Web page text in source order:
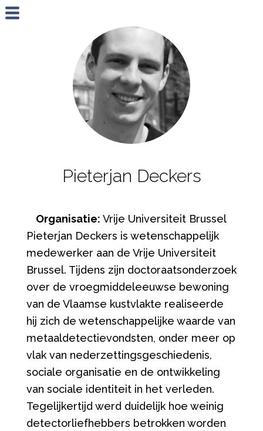
Pieterjan Deckers
Organisatie:Vrije Universiteit Brussel
Pieterjan Deckers is wetenschappelijk
medewerker aan de Vrije Universiteit
Brussel. Tijdens zijn doctoraatsonderzoek
over de vroegmiddeleeuwse bewoning
van de Vlaamse kustvlakte realiseerde
hij zich de wetenschappelijke waarde van
metaaldetectievondsten, onder meer op
vlak van nederzettingsgeschiedenis,
sociale organisatie en de ontwikkeling
van sociale identiteit in het verleden.
Tegelijkertijd werd duidelijk hoe weinig
detectorliefhebbers betrokken worden